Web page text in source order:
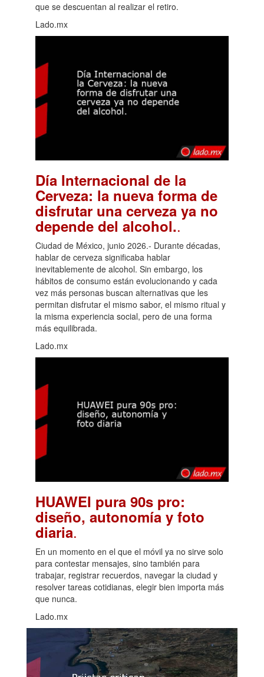
que se descuentan al realizar el retiro.
Lado.mx
Día Internacional de la
Cerveza: la nueva forma de
disfrutar una cerveza ya no
depende del alcohol..
Ciudad de México, junio 2026.- Durante décadas,
hablar de cerveza significaba hablar
inevitablemente de alcohol. Sin embargo, los
hábitos de consumo están evolucionando y cada
vez más personas buscan alternativas que les
permitan disfrutar el mismo sabor, el mismo ritual y
la misma experiencia social, pero de una forma
más equilibrada.
Lado.mx
HUAWEI pura 90s pro:
diseño, autonomía y foto
diaria.
En un momento en el que el móvil ya no sirve solo
para contestar mensajes, sino también para
trabajar, registrar recuerdos, navegar la ciudad y
resolver tareas cotidianas, elegir bien importa más
que nunca.
Lado.mx